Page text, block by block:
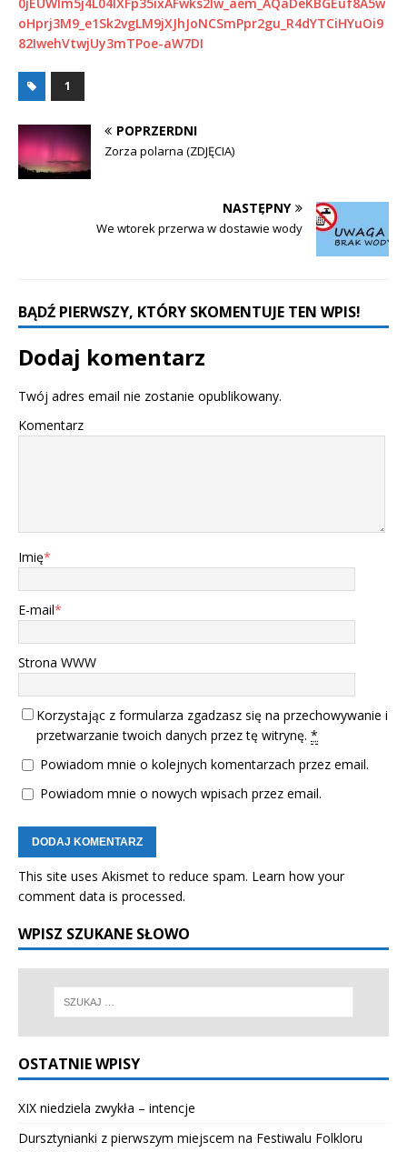
oHprj3M9_e1Sk2vgLM9jXJhJoNCSmPpr2gu_R4dYTCiHYuOi9
82IwehVtwjUy3mTPoe-aW7DI
1
POPRZERDNI
Zorza polarna (ZDJĘCIA)
NASTĘPNY
We wtorek przerwa w dostawie wody
BĄDŹ PIERWSZY, KTÓRY SKOMENTUJE TEN WPIS!
Dodaj komentarz
Twój adres email nie zostanie opublikowany.
Komentarz
Imię*
E-mail*
Strona WWW
Korzystając z formularza zgadzasz się na przechowywanie i
przetwarzanie twoich danych przez tę witrynę. *
Powiadom mnie o kolejnych komentarzach przez email.
Powiadom mnie o nowych wpisach przez email.
This site uses Akismet to reduce spam. Learn how your
comment data is processed.
WPISZ SZUKANE SŁOWO
OSTATNIE WPISY
XIX niedziela zwykła – intencje
Dursztynianki z pierwszym miejscem na Festiwalu Folkloru